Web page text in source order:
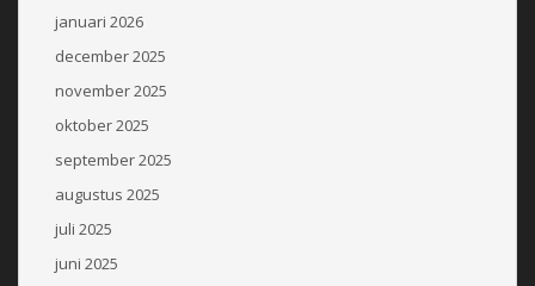
januari 2026
december 2025
november 2025
oktober 2025
september 2025
augustus 2025
juli 2025
juni 2025